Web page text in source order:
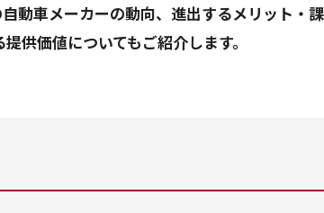
動車メーカーの動向、進出するメリット・課